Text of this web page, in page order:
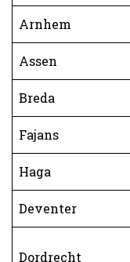
Arnhem
Assen
Breda
Fajans
Haga
Deventer
Dordrecht